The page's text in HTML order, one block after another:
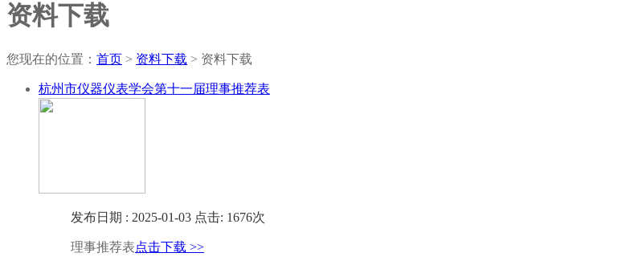
资料下载
您现在的位置： 首页 > 资料下载 > 资料下载
杭州市仪器仪表学会第十一届理事推荐表
发布日期 : 2025-01-03 点击: 1676次
理事推荐表点击下载 >>